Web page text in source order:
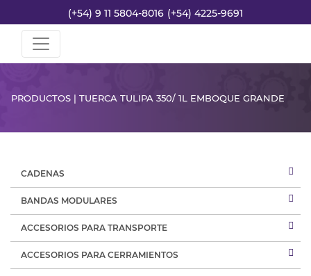
(+54) 9 11 5804-8016 (+54) 4225-9691
PRODUCTOS | TUERCA TULIPA 350/ 1L EMBOQUE GRANDE
CADENAS
BANDAS MODULARES
ACCESORIOS PARA TRANSPORTE
ACCESORIOS PARA CERRAMIENTOS